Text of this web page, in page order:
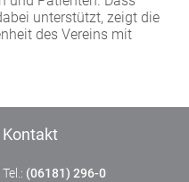
unterstützt, zeigt die
des Vereins mit
Kontakt
Tel.: (06181) 296-0